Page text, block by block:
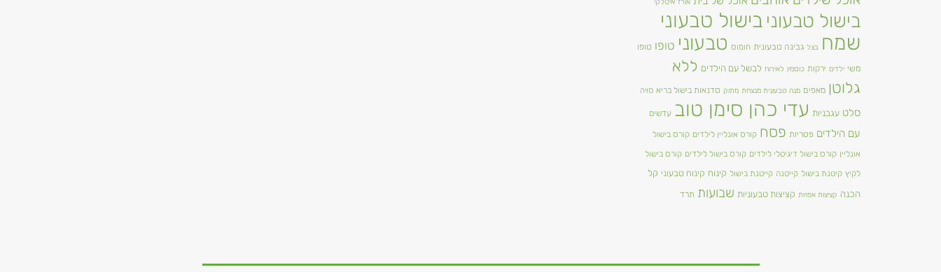
בישול טבעוני בישול טבעוני
שמח בצל גבינה טבעונית חומוס טבעוני טופו טופו
משי ילדים ירקות כוסמין לאירוח לבשל עם הילדים ללא
גלוטן מאפים מנה טבעונית מנצחת מתוק סדנאות בישול בריא סויה
סלט עגבניות עדי כהן סימן טוב עדשים
עם הילדים פטריות פסח קורס אונליין לילדים קורס בישול
אונליין קורס בישול דיגיטלי לילדים קורס בישול לילדים קורס בישול
לקיץ קיטנת בישול קייטנה קייטנת בישול קינוח קינוח טבעוני קל
הכנה קציצות אפויות קציצות טבעוניות שבועות תרד